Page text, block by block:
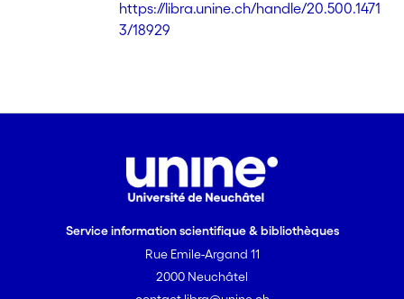
https://libra.unine.ch/handle/20.500.1471
3/18929
Service information scientifique & bibliothèques
Rue Emile-Argand 11
2000 Neuchâtel